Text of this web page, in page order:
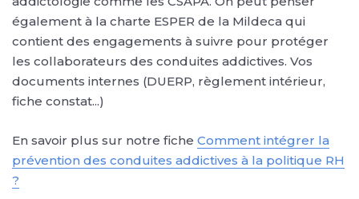
également à la charte ESPER de la Mildeca qui
contient des engagements à suivre pour protéger
les collaborateurs des conduites addictives. Vos
documents internes (DUERP, règlement intérieur,
fiche constat...)
En savoir plus sur notre fiche Comment intégrer la
prévention des conduites addictives à la politique RH
?